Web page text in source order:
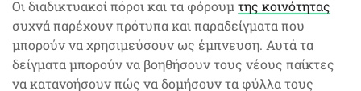
Οι διαδικτυακοί πόροι και τα φόρουμτης κοινότητας
συχνά παρέχουν πρότυπα και παραδείγματα που
μπορούν να χρησιμεύσουν ως έμπνευση. Αυτά τα
δείγματα μπορούν να βοηθήσουν τους νέους παίκτες
να κατανοήσουν πώς να δομήσουν τα φύλλα τους